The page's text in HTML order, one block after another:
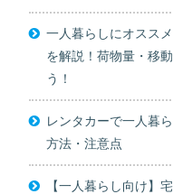
一人暮らしにオスス
を解説！荷物量・移
う！
レンタカーで一人暮
方法・注意点
【一人暮らし向け】